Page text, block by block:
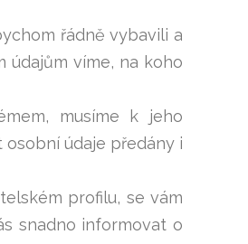
řádně vybavili a
údajům víme, na koho
musíme k jeho
údaje předány i
profilu, se vám
snadno informovat o